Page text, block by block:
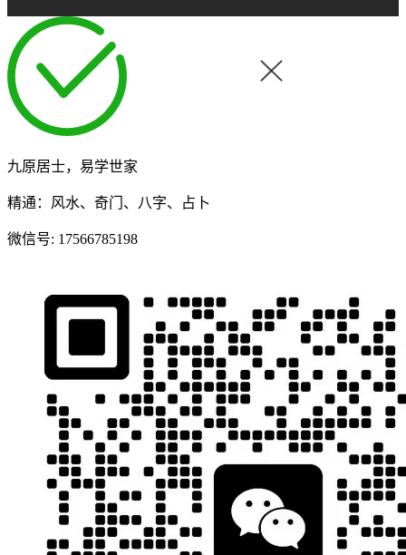
九原居士，易学世家
精通：风水、奇门、八字、占卜
微信号: 17566785198